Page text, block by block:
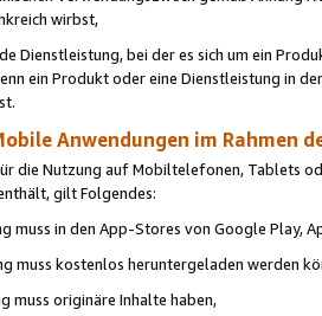
wirbst,
Dienstleistung, bei der es sich um ein
ein Produkt oder eine Dienstleistung in
Anwendungen im Rahmen
die Nutzung auf Mobiltelefonen, Tablets
gilt Folgendes:
muss in den App-Stores von Google Play,
muss kostenlos heruntergeladen werden
muss originäre Inhalte haben,